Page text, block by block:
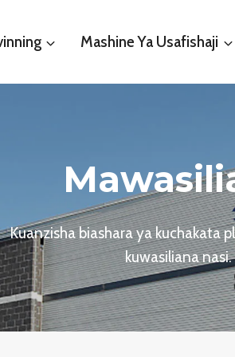
Mashine Ya Usafishaji
Kuanzisha biashara ya kuchakata
kuwasiliana nasi.